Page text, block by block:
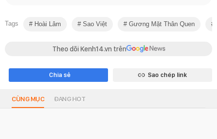
Tags Hoài Lâm Sao Việt Gương Mặt Thân Quen
Theo dõi Kenh14.vn trên
Chia sẻ Sao chép link
CÙNG MỤC ĐANG HOT